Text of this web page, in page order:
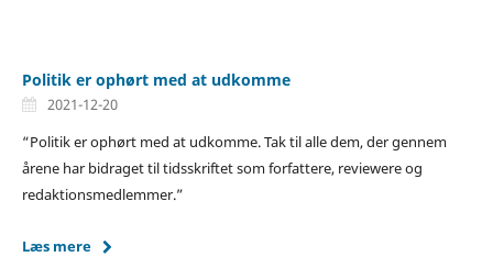
Politik er ophørt med at udkomme
2021-12-20
“Politik er ophørt med at udkomme. Tak til alle dem, der gennem
årene har bidraget til tidsskriftet som forfattere, reviewere og
redaktionsmedlemmer.”
Læs mere